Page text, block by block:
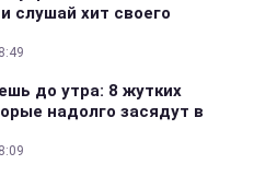
слушай хит своего
до утра: 8 жутких
надолго засядут в